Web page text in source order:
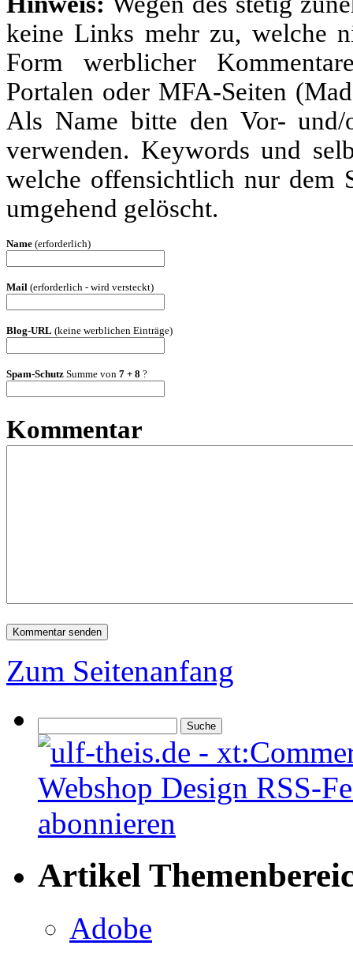
keine Links mehr zu, welche
Form werblicher
Portalen oder MFA-Seiten
Als Name bitte den Vor- und/
verwenden. Keywords und
welche offensichtlich nur dem
umgehend gelöscht.
Name (erforderlich)
Mail (erforderlich - wird versteckt)
Blog-URL (keine werblichen Einträge)
Spam-Schutz Summe von 7 + 8 ?
Kommentar
Zum Seitenanfang
Artikel
Adobe